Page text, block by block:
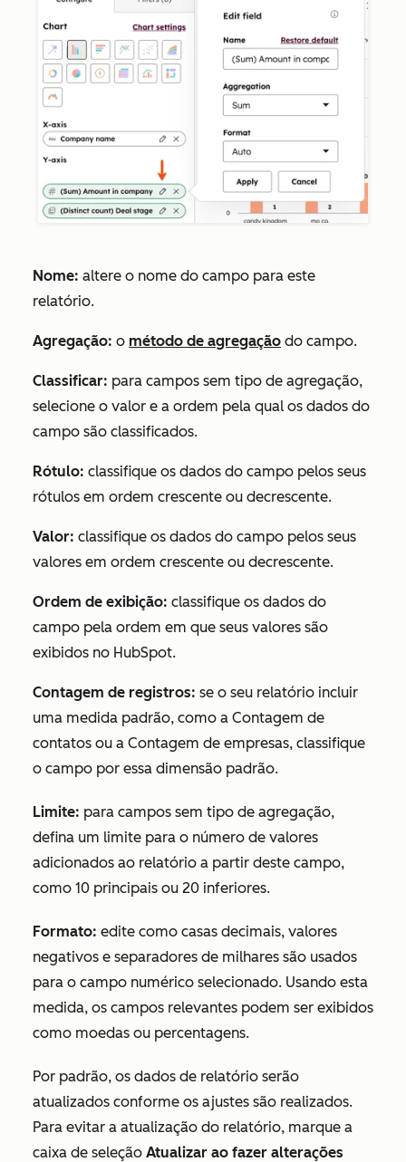
Nome: altere o nome do campo para este
relatório.
Agregação: o método de agregação do campo.
Classificar: para campos sem tipo de agregação,
selecione o valor e a ordem pela qual os dados do
campo são classificados.
Rótulo: classifique os dados do campo pelos seus
rótulos em ordem crescente ou decrescente.
Valor: classifique os dados do campo pelos seus
valores em ordem crescente ou decrescente.
Ordem de exibição: classifique os dados do
campo pela ordem em que seus valores são
exibidos no HubSpot.
Contagem de registros: se o seu relatório incluir
uma medida padrão, como a Contagem de
contatos ou a Contagem de empresas, classifique
o campo por essa dimensão padrão.
Limite: para campos sem tipo de agregação,
defina um limite para o número de valores
adicionados ao relatório a partir deste campo,
como 10 principais ou 20 inferiores.
Formato: edite como casas decimais, valores
negativos e separadores de milhares são usados
para o campo numérico selecionado. Usando esta
medida, os campos relevantes podem ser exibidos
como moedas ou percentagens.
Por padrão, os dados de relatório serão
atualizados conforme os ajustes são realizados.
Para evitar a atualização do relatório, marque a
caixa de seleção Atualizar ao fazer alterações